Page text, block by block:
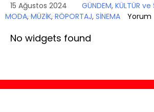
15 Ağustos 2024 GÜNDEM, KÜLTÜR ve
MODA,MÜZİK,RÖPORTAJ, SİNEMA Yorum
No widgets found